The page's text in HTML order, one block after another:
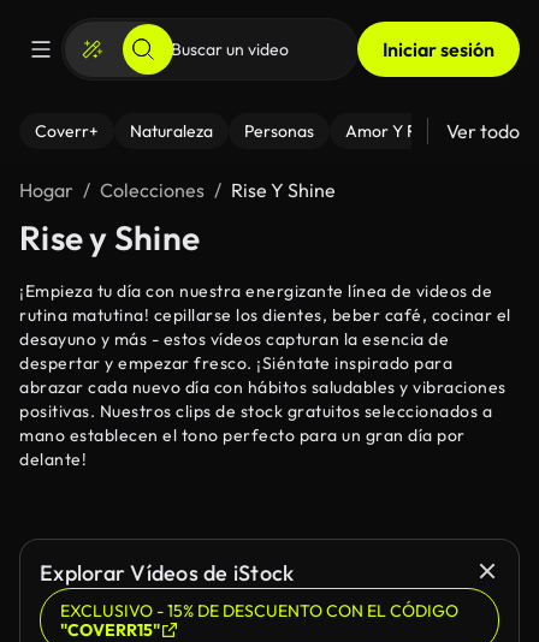
Iniciar sesión
Coverr+ Naturaleza Personas Amor Y Relaciones
Ver todo
Hogar Colecciones Rise Y Shine
Rise y Shine
¡Empieza tu día con nuestra energizante línea de videos de
rutina matutina! cepillarse los dientes, beber café, cocinar el
desayuno y más - estos vídeos capturan la esencia de
despertar y empezar fresco. ¡Siéntate inspirado para
abrazar cada nuevo día con hábitos saludables y vibraciones
positivas. Nuestros clips de stock gratuitos seleccionados a
mano establecen el tono perfecto para un gran día por
delante!
Explorar Vídeos de iStock
EXCLUSIVO - 15% DE DESCUENTO CON EL CÓDIGO
"COVERR15"